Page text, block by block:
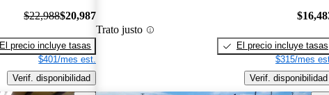
$22,988$20,987
El precio incluye tasas
$401/mes est.
Verif. disponibilidad
Trato justo
El precio incluye tasas
$315/mes
Verif. disponibilidad